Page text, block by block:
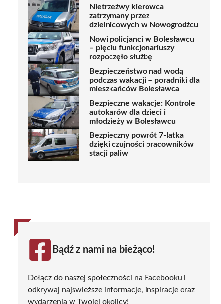
Nietrzeźwy kierowca
zatrzymany przez
dzielnicowych w Nowogrodźcu
Nowi policjanci w Bolesławcu
– pięciu funkcjonariuszy
rozpoczęło służbę
Bezpieczeństwo nad wodą
podczas wakacji – poradniki dla
mieszkańców Bolesławca
Bezpieczne wakacje: Kontrole
autokarów dla dzieci i
młodzieży w Bolesławcu
Bezpieczny powrót 7-latka
dzięki czujności pracowników
stacji paliw
Bądź z nami na bieżąco!
Dołącz do naszej społeczności na Facebooku i
odkrywaj najświeższe informacje, inspiracje oraz
wydarzenia w Twojej okolicy!